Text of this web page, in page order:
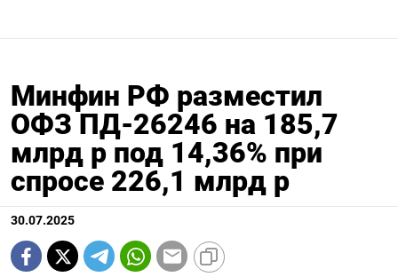
Минфин РФ разместил
ОФЗ ПД-26246 на 185,7
млрд р под 14,36% при
спросе 226,1 млрд р
30.07.2025